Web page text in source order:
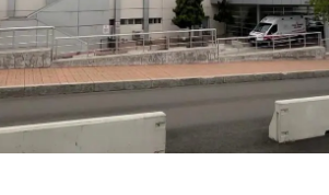
Kocaeli
Konya
Kütahya